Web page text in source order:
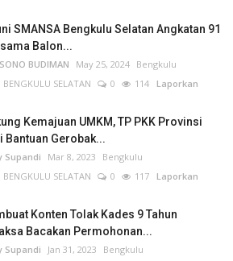
SMANSA Bengkulu Selatan Angkatan 91
Balon...
BUDIMAN May 25, 2024 Bengkulu
BENGKULU SELATAN
0 114 Laporkan
Kemajuan UMKM, TP PKK Provinsi
Bantuan Gerobak...
Supandi Mar 8, 2023
Bengkulu
BENGKULU SELATAN
0 117 Laporkan
Konten Tolak Kades 9 Tahun
Bacakan Permohonan...
Supandi Jan 31, 2023 Bengkulu